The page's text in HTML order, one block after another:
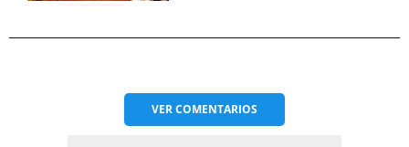
VERCOMENTARIOS